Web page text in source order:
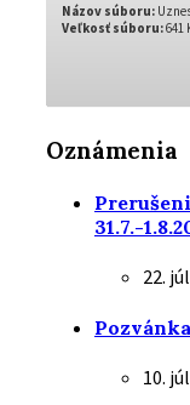
Názov súboru:
Veľkosť súboru:641
Oznámenia
31.7.-
22.
10.